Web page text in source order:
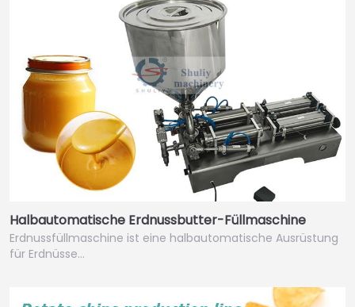
Halbautomatische Erdnussbutter-Füllmaschine
Erdnussfüllmaschine ist eine halbautomatische Ausrüstung
für Erdnüsse…